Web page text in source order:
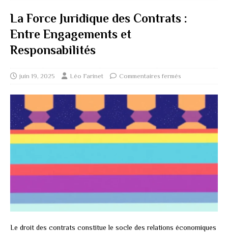
La Force Juridique des Contrats :
Entre Engagements et
Responsabilités
juin 19, 2025 Léo Farinet Commentaires fermés
Le droit des contrats constitue le socle des relations économiques